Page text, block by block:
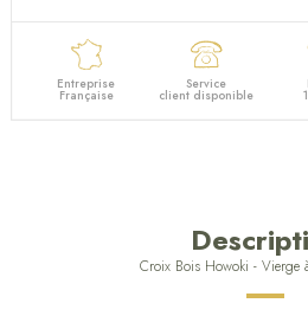
Entreprise
Française
Service
client disponible
Croix Bois Howoki - Vierge